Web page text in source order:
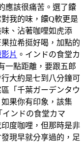
應該很痛苦。選了饢
我的味，饢Q軟更是
、沾著咖哩如虎添
拉希挺好喝，加點的
片 。インドの食堂カ
一點距離，要跟五郎
大約是七到八分鐘可
「千葉ガーデンタウ
果你有印象，該集
ンドの食堂カマ
度咖哩，但那時是非
現早就分享過的，足